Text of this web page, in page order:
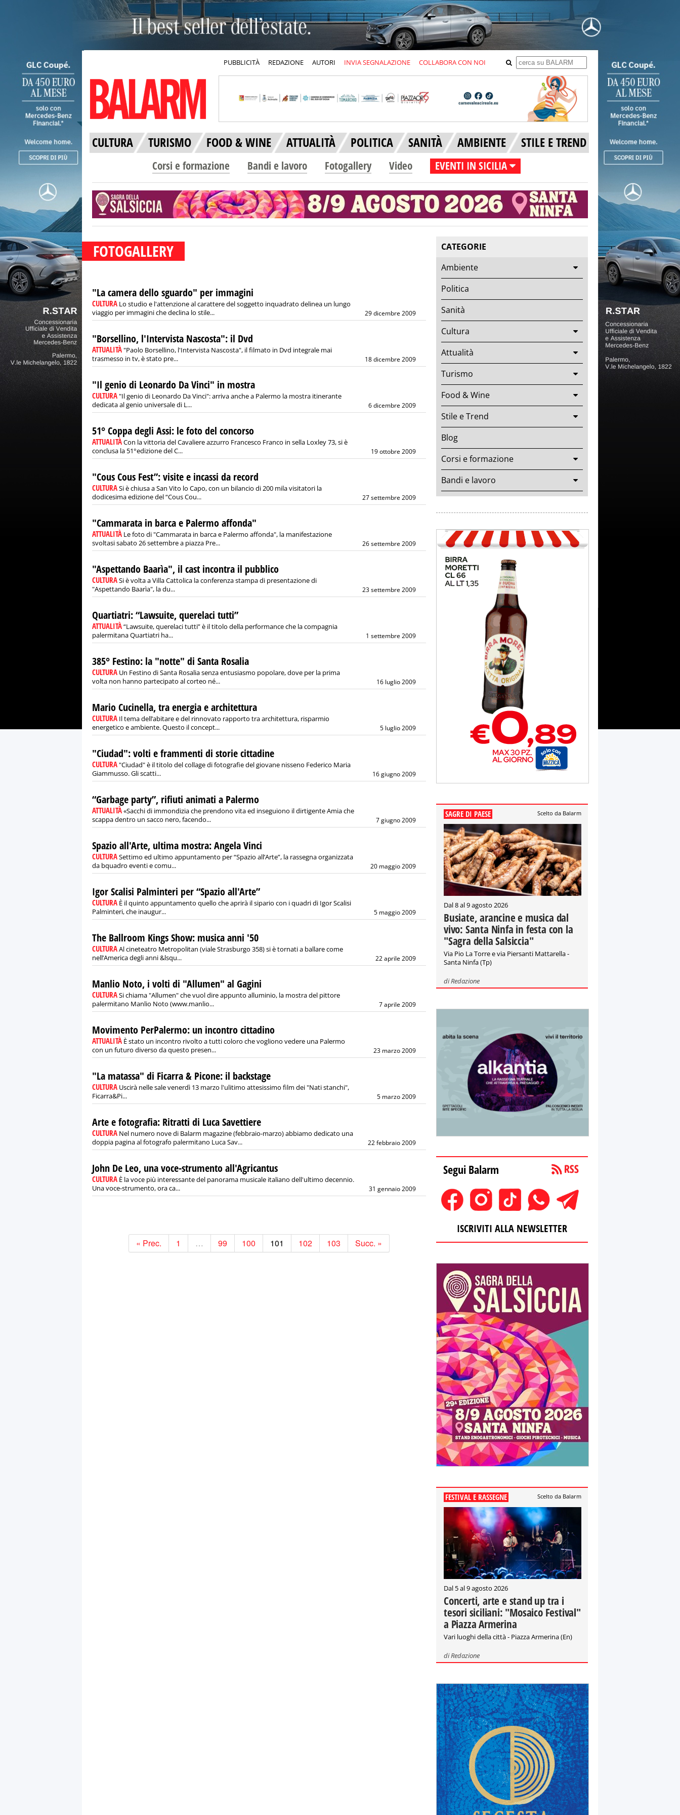
PUBBLICITÀ REDAZIONE AUTORI INVIA SEGNALAZIONE COLLABORA CON NOI
CULTURA TURISMO FOOD & WINE ATTUALITÀ POLITICA SANITÀ AMBIENTE STILE E TREND
Corsi e formazione Bandi e lavoro Fotogallery Video EVENTI IN SICILIA
FOTOGALLERY
"La camera dello sguardo" per immagini
CULTURA Lo studio e l'attenzione al carattere del soggetto inquadrato delinea un lungo
viaggio per immagini che declina lo stile...
29 dicembre 2009
"Borsellino, l'Intervista Nascosta": il Dvd
ATTUALITÀ"Paolo Borsellino, l'Intervista Nascosta", il filmato in Dvd integrale mai
trasmesso in tv, è stato pre...
18 dicembre 2009
"Il genio di Leonardo Da Vinci" in mostra
CULTURA"Il genio di Leonardo Da Vinci": arriva anche a Palermo la mostra itinerante
dedicata al genio universale di L...
6 dicembre 2009
51° Coppa degli Assi: le foto del concorso
ATTUALITÀCon la vittoria del Cavaliere azzurro Francesco Franco in sella Loxley 73, si è
conclusa la 51°edizione del C...
19 ottobre 2009
"Cous Cous Fest”: visite e incassi da record
CULTURASi è chiusa a San Vito lo Capo, con un bilancio di 200 mila visitatori la
dodicesima edizione del “Cous Cou...
27 settembre 2009
"Cammarata in barca e Palermo affonda"
ATTUALITÀ Le foto di "Cammarata in barca e Palermo affonda", la manifestazione
svoltasi sabato 26 settembre a piazza Pre...
26 settembre 2009
"Aspettando Baarìa", il cast incontra il pubblico
CULTURASi è volta a Villa Cattolica la conferenza stampa di presentazione di
"Aspettando Baarìa", la du...
23 settembre 2009
Quartiatri: “Lawsuite, querelaci tutti”
ATTUALITÀ“Lawsuite, querelaci tutti” è il titolo della performance che la compagnia
palermitana Quartiatri ha...
1 settembre 2009
385° Festino: la "notte" di Santa Rosalia
CULTURA Un Festino di Santa Rosalia senza entusiasmo popolare, dove per la prima
volta non hanno partecipato al corteo né...
16 luglio 2009
Mario Cucinella, tra energia e architettura
CULTURA Il tema dell’abitare e del rinnovato rapporto tra architettura, risparmio
energetico e ambiente. Questo il concept...
5 luglio 2009
"Ciudad": volti e frammenti di storie cittadine
CULTURA"Ciudad" è il titolo del collage di fotografie del giovane nisseno Federico Maria
Giammusso. Gli scatti...
16 giugno 2009
“Garbage party”, rifiuti animati a Palermo
ATTUALITÀ«Sacchi di immondizia che prendono vita ed inseguiono il dirtigente Amia che
scappa dentro un sacco nero, facendo...
7 giugno 2009
Spazio all'Arte, ultima mostra: Angela Vinci
CULTURASettimo ed ultimo appuntamento per “Spazio all’Arte”, la rassegna organizzata
da bquadro eventi e comu...
20 maggio 2009
Igor Scalisi Palminteri per “Spazio all'Arte”
CULTURA È il quinto appuntamento quello che aprirà il sipario con i quadri di Igor Scalisi
Palminteri, che inaugur...
5 maggio 2009
The Ballroom Kings Show: musica anni '50
CULTURAAl cineteatro Metropolitan (viale Strasburgo 358) si è tornati a ballare come
nell’America degli anni &lsqu...
22 aprile 2009
Manlio Noto, i volti di "Allumen" al Gagini
CULTURASi chiama "Allumen" che vuol dire appunto alluminio, la mostra del pittore
palermitano Manlio Noto (www.manlio...
7 aprile 2009
Movimento PerPalermo: un incontro cittadino
ATTUALITÀ È stato un incontro rivolto a tutti coloro che vogliono vedere una Palermo
con un futuro diverso da questo presen...
23 marzo 2009
"La matassa" di Ficarra & Picone: il backstage
CULTURA Uscirà nelle sale venerdì 13 marzo l'ulitimo attesissimo film dei "Nati stanchi",
Ficarra&Pi...
5 marzo 2009
Arte e fotografia: Ritratti di Luca Savettiere
CULTURA Nel numero nove di Balarm magazine (febbraio-marzo) abbiamo dedicato una
doppia pagina al fotografo palermitano Luca Sav...
22 febbraio 2009
John De Leo, una voce-strumento all'Agricantus
CULTURA È la voce più interessante del panorama musicale italiano dell'ultimo decennio.
Una voce-strumento, ora ca...
31 gennaio 2009
« Prec. 1 … 99 100 101 102 103 Succ. »
CATEGORIE
Ambiente
Politica
Sanità
Cultura
Attualità
Turismo
Food & Wine
Stile e Trend
Blog
Corsi e formazione
Bandi e lavoro
SAGRE DI PAESE Scelto da Balarm
Dal 8 al 9 agosto 2026
Busiate, arancine e musica dal
vivo: Santa Ninfa in festa con la
"Sagra della Salsiccia"
Via Pio La Torre e via Piersanti Mattarella -
Santa Ninfa (Tp)
diRedazione
Segui Balarm
ISCRIVITI ALLA NEWSLETTER
FESTIVAL E RASSEGNE Scelto da Balarm
Dal 5 al 9 agosto 2026
Concerti, arte e stand up tra i
tesori siciliani: "Mosaico Festival"
a Piazza Armerina
Vari luoghi della città - Piazza Armerina (En)
diRedazione